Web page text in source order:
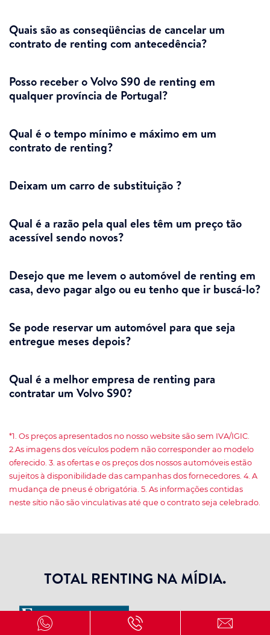
Quais são as conseqüências de cancelar um
contrato de renting com antecedência?
Posso receber o Volvo S90 de renting em
qualquer província de Portugal?
Qual é o tempo mínimo e máximo em um
contrato de renting?
Deixam um carro de substituição ?
Qual é a razão pela qual eles têm um preço tão
acessível sendo novos?
Desejo que me levem o automóvel de renting em
casa, devo pagar algo ou eu tenho que ir buscá-lo?
Se pode reservar um automóvel para que seja
entregue meses depois?
Qual é a melhor empresa de renting para
contratar um Volvo S90?
*1. Os preços apresentados no nosso website são sem IVA/IGIC.
2.As imagens dos veículos podem não corresponder ao modelo
oferecido. 3. as ofertas e os preços dos nossos automóveis estão
sujeitos à disponibilidade das campanhas dos fornecedores. 4. A
mudança de pneus é obrigatória. 5. As informações contidas
neste sítio não são vinculativas até que o contrato seja celebrado.
TOTAL RENTING NA MÍDIA.